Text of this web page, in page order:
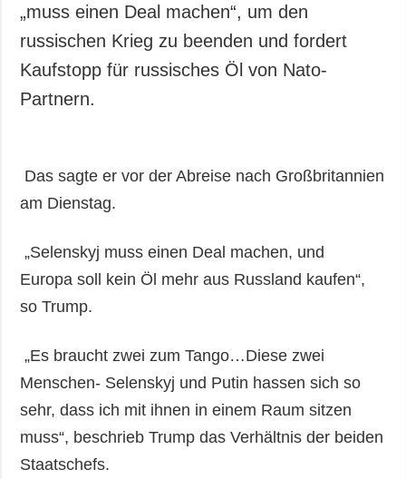
„muss einen Deal machen“, um den
russischen Krieg zu beenden und fordert
Kaufstopp für russisches Öl von Nato-
Partnern.
Das sagte er vor der Abreise nach Großbritannien
am Dienstag.
„Selenskyj muss einen Deal machen, und
Europa soll kein Öl mehr aus Russland kaufen“,
so Trump.
„Es braucht zwei zum Tango…Diese zwei
Menschen- Selenskyj und Putin hassen sich so
sehr, dass ich mit ihnen in einem Raum sitzen
muss“, beschrieb Trump das Verhältnis der beiden
Staatschefs.